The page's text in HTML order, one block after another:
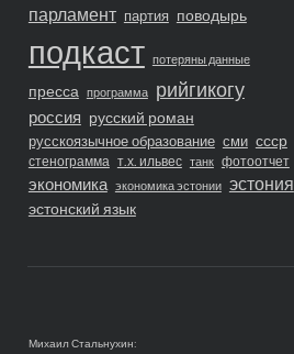
парламент партия поводырь
подкаст потеряны данные
пресса программа рийгикогу
россия русский роман
русскоязычное образование сми ссср
стенограмма т.х. ильвес танк фотоотчет
экономика экономика эстонии эстония
эстонский язык
Михаил Стальнухин: